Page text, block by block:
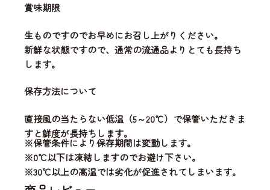
賞味期限
生ものですのでお早めにお召し上がりください。
新鮮な状態ですので、通常の流通品よりとても長持ち
します。
保存方法について
直接風の当たらない低温（5～20℃）で保管いただきま
すと鮮度が長持ちします。
※保管条件により保存期間は変動します。
※0℃以下は凍結しますのでお避け下さい。
※30℃以上の高温では劣化が促進されてしまいます。